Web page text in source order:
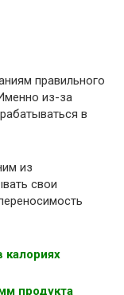
правильного
из-за
в
из
свои
калориях
продукта